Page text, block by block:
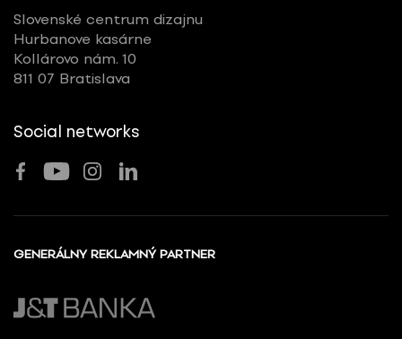
Slovenské centrum dizajnu
Hurbanove kasárne
Kollárovo nám. 10
811 07 Bratislava
Social networks
GENERÁLNY REKLAMNÝ PARTNER